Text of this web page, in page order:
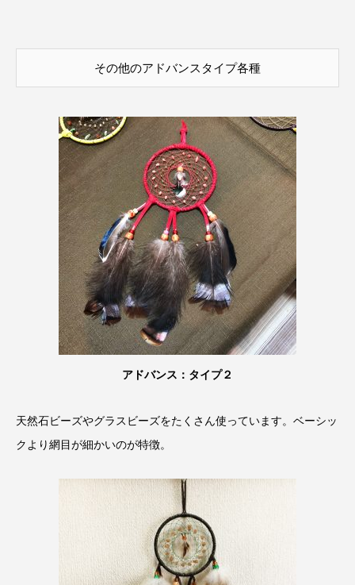
その他のアドバンスタイプ各種
アドバンス：タイプ２
天然石ビーズやグラスビーズをたくさん使っています。ベーシッ
クより網目が細かいのが特徴。